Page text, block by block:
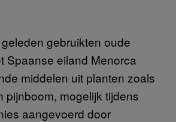
gebruikten oude
Spaanse eiland Menorca
middelen uit planten zoals
pijnboom, mogelijk tijdens
aangevoerd door